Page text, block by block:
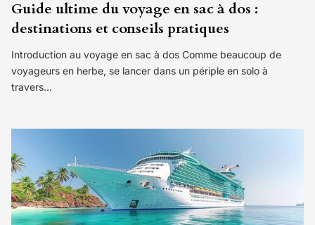
Guide ultime du voyage en sac à dos :
destinations et conseils pratiques
Introduction au voyage en sac à dos Comme beaucoup de
voyageurs en herbe, se lancer dans un périple en solo à
travers…